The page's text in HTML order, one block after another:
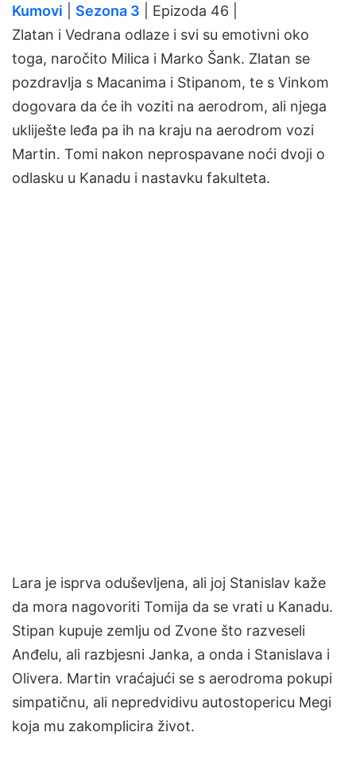
Kumovi Sezona 3 | Epizoda 46 |
Zlatan i Vedrana odlaze i svi su emotivni oko
toga, naročito Milica i Marko Šank. Zlatan se
pozdravlja s Macanima i Stipanom, te s Vinkom
dogovara da će ih voziti na aerodrom, ali njega
ukliješte leđa pa ih na kraju na aerodrom vozi
Martin. Tomi nakon neprospavane noći dvoji o
odlasku u Kanadu i nastavku fakulteta.
Lara je isprva oduševljena, ali joj Stanislav kaže
da mora nagovoriti Tomija da se vrati u Kanadu.
Stipan kupuje zemlju od Zvone što razveseli
Anđelu, ali razbjesni Janka, a onda i Stanislava i
Olivera. Martin vraćajući se s aerodroma pokupi
simpatičnu, ali nepredvidivu autostopericu Megi
koja mu zakomplicira život.